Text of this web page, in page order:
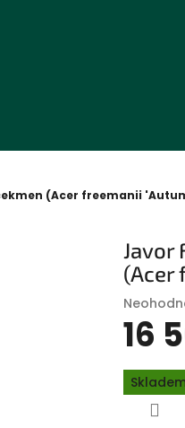
(Acer freemanii
Javor
(Acer
Průměrné
produktu
0,0
z
16
Měrná
cena: